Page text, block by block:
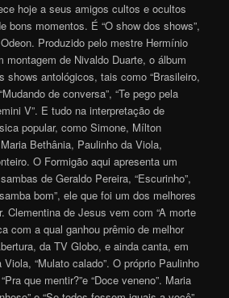
hoje a seus amigos cultos e ocultos
bons momentos. É “O show dos shows”,
Produzido pelo mestre Hermínio
montagem de Nivaldo Duarte, o álbum
shows antológicos, tais como “Brasileiro,
de conversa”, “Te pego pela
V”. E tudo na interpretação de
popular, como Simone, Mílton
Bethânia, Paulinho da Viola,
O Formigão aqui apresenta um
de Geraldo Pereira, “Escurinho”,
bom”, ele que foi um dos melhores
. Clementina de Jesus vem com “A morte
com a qual ganhou prêmio de melhor
da TV Globo, e ainda canta, em
“Mulato calado”. O próprio Paulinho
que mentir?”e “Doce veneno”. Maria